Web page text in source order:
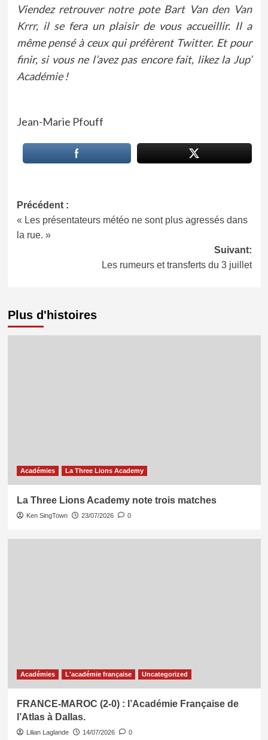
Viendez retrouver notre pote Bart Van den Van
Krrr, il se fera un plaisir de vous accueillir. Il a
même pensé à ceux qui préfèrent Twitter. Et pour
finir, si vous ne l’avez pas encore fait, likez la Jup’
Académie!
Jean-Marie Pfouff
Navigation
d’article
Précédent :
« Les présentateurs météo ne sont plus agressés dans
la rue. »
Suivant:
Les rumeurs et transferts du 3 juillet
Plus d'histoires
Académies La Three Lions Academy
La Three Lions Academy note trois matches
Ken SingTown 23/07/2026 0
Académies L'académie française Uncategorized
FRANCE-MAROC (2-0) : l’Académie Française de
l’Atlas à Dallas.
Lilian Laglande 14/07/2026 0